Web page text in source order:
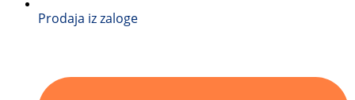
Prodaja iz zaloge